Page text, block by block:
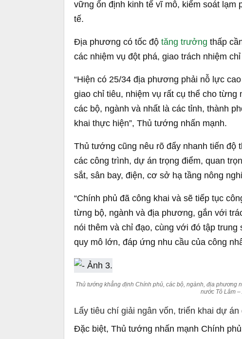
vững ổn định kinh tế vĩ mô, kiểm soát lạm
tế.
Địa phương có tốc độ tăng trưởng thấp
các nhiệm vụ đột phá, giao trách nhiệm
“Hiện có 25/34 địa phương phải nỗ lực
giao chỉ tiêu, nhiệm vụ rất cụ thể cho
các bộ, ngành và nhất là các tỉnh, thành
khai thực hiện”, Thủ tướng nhấn mạnh.
Thủ tướng cũng nêu rõ đẩy nhanh tiến độ
các công trình, dự án trọng điểm, quan
sắt, sân bay, điện, cơ sở hạ tầng nông
“Chính phủ đã công khai và sẽ tiếp tục
từng bộ, ngành và địa phương, gắn với
nói thêm và chỉ đạo, cùng với đó tập
quy mô lớn, đáp ứng nhu cầu của công